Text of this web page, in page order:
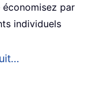
par
individuels